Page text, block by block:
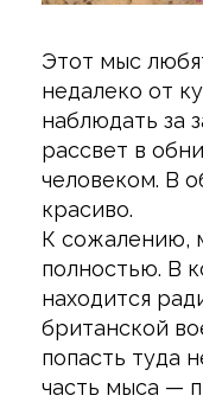
Этот мыс
недалеко от
наблюдать за
рассвет в
человеком. В
красиво.
К сожалению,
полностью. В
находится
британской
попасть туда
часть мыса —